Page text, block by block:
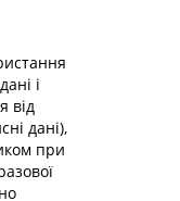
і
від
дані),
при